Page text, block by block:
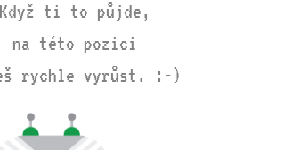
Když ti to půjde,
na této pozici
rychle vyrůst. :-)